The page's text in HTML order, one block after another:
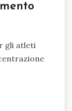
gli atleti